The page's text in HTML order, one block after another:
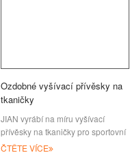
Ozdobné vyšívací přívěsky na
tkaničky
JIAN vyrábí na míru vyšívací
přívěsky na tkaničky pro sportovní
týmy, motorkářské kluby a akce,
ČTĚTE VÍCE